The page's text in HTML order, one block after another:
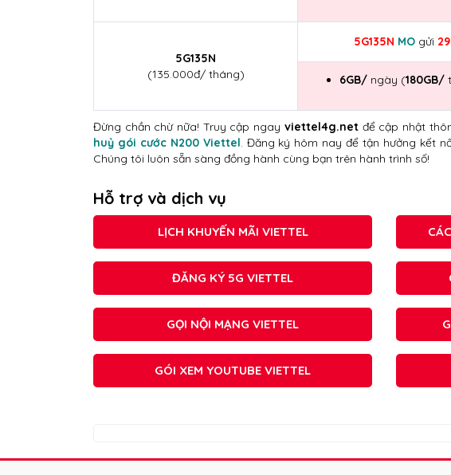
5G135N
(135.000đ/ tháng)
5G135N MOgửi
6GB/ ngày (180GB/
Đừng chần chừ nữa! Truy cập ngay viettel4g.netđể cập nhật
huỷ gói cước N200 Viettel. Đăng ký hôm nay để tận hưởng kết
Chúng tôi luôn sẵn sàng đồng hành cùng bạn trên hành trình số!
Hỗ trợ và dịch vụ
LỊCH KHUYẾN MÃI VIETTEL
ĐĂNG KÝ 5G VIETTEL
GỌI NỘI MẠNG VIETTEL
GÓI XEM YOUTUBE VIETTEL